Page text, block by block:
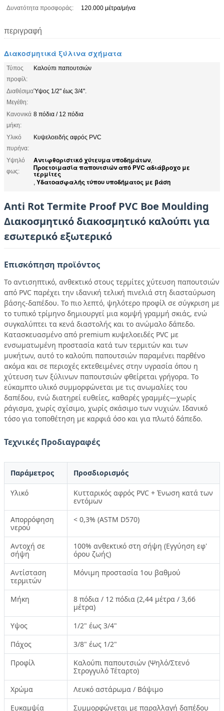
Δυνατότητα προσφοράς:
120.000 μέτρα/μήνα
περιγραφή
Διακοσμητικά ξύλινα σχήματα
Τύπος
προφίλ:
Καλούπι παπουτσιών
Διαθέσιμα
Μεγέθη:
Ύψος 1/2" έως 3/4".
Κανονικά
μήκη:
8 πόδια / 12 πόδια
Υλικό
πυρήνα:
Κυψελοειδής αφρός PVC
Υψηλό
φως:
Αντιφθοριστικό χύτευμα υποδημάτων,
Προετοιμασία παπουτσιών από PVC αδιάβροχο με
τερμίτες
, Υδατοασφαλής τύπου υποδήματος με βάση
Anti Rot Termite Proof PVC Boe Moulding
Διακοσμητικό διακοσμητικό καλούπι για
εσωτερικό εξωτερικό
Επισκόπηση προϊόντος
Το αντισηπτικό, ανθεκτικό στους τερμίτες χύτευση παπουτσιών
από PVC παρέχει την ιδανική τελική πινελιά στη διασταύρωση
βάσης-δαπέδου. Το πιο λεπτό, ψηλότερο προφίλ σε σύγκριση με
το τυπικό τρίμηνο δημιουργεί μια κομψή γραμμή σκιάς, ενώ
συγκαλύπτει τα κενά διαστολής και το ανώμαλο δάπεδο.
Κατασκευασμένο από premium κυψελοειδές PVC με
ενσωματωμένη προστασία κατά των τερμιτών και των
μυκήτων, αυτό το καλούπι παπουτσιών παραμένει παρθένο
ακόμα και σε περιοχές εκτεθειμένες στην υγρασία όπου η
χύτευση των ξύλινων παπουτσιών φθείρεται γρήγορα. Το
εύκαμπτο υλικό συμμορφώνεται με τις ανωμαλίες του
δαπέδου, ενώ διατηρεί ευθείες, καθαρές γραμμές—χωρίς
ράγισμα, χωρίς σχίσιμο, χωρίς σκάσιμο των νυχιών. Ιδανικό
τόσο για τοποθέτηση με καρφιά όσο και για πλωτό δάπεδο.
Τεχνικές Προδιαγραφές
Παράμετρος Προσδιορισμός
Υλικό
Κυτταρικός αφρός PVC + Ένωση κατά των
εντόμων
Απορρόφηση
νερού
< 0,3% (ASTM D570)
Αντοχή σε
σήψη
100% ανθεκτικό στη σήψη (Εγγύηση εφ'
όρου ζωής)
Αντίσταση
τερμιτών
Μόνιμη προστασία 1ου βαθμού
Μήκη
8 πόδια / 12 πόδια (2,44 μέτρα / 3,66
μέτρα)
Υψος
1/2" έως 3/4"
Πάχος
3/8" έως 1/2"
Προφίλ
Καλούπι παπουτσιών (Ψηλό/Στενό
Στρογγυλό Τέταρτο)
Χρώμα
Λευκό αστάρωμα / Βάψιμο
Ευκαμψία
Συμμορφώνεται με παραλλαγή δαπέδου